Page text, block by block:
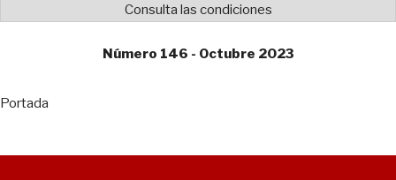
Consulta las condiciones
Número 146 - Octubre 2023
Portada